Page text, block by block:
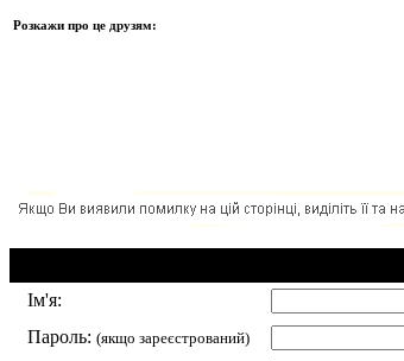
Розкажи про це друзям:
Ім'я:
Пароль: (якщо зареєстрований)